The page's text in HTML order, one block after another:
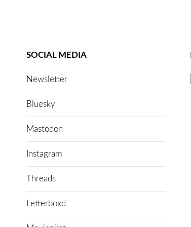
SOCIAL MEDIA
Newsletter
Bluesky
Mastodon
Instagram
Threads
Letterboxd